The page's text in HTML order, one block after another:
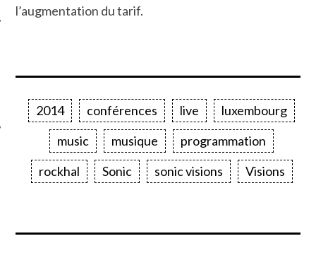
l’augmentation du tarif.
2014 conférences live
luxembourg
music
musique
programmation
rockhal
Sonic sonic visions Visions